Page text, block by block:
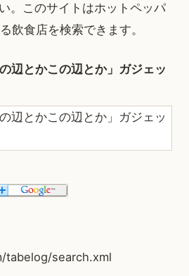
。このサイトはホットペッパ
飲食店を検索できます。
辺とかこの辺とか」ガジェッ
tabelog/search.xml